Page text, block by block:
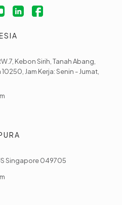
Kebon Sirih, Tanah Abang,
Jam Kerja: Senin - Jumat,
Singapore 049705